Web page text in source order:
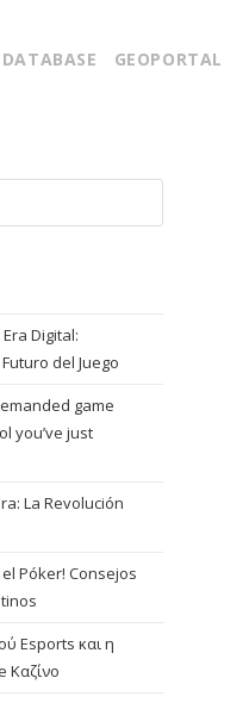
GEOPORTAL
Digital:
del Juego
game
you’ve just
La Revolución
Póker! Consejos
Esports και η
Καζίνο